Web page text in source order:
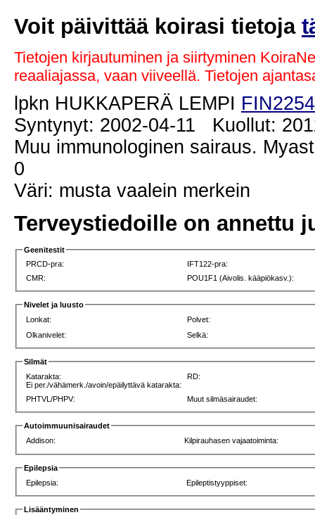
Voit päivittää koirasi tietoja
Tietojen kirjautuminen ja siirtyminen
reaaliajassa, vaan viiveellä. Tietojen
lpkn HUKKAPERÄ LEMPI
Syntynyt: 2002-04-11 Kuollut:
Muu immunologinen sairaus.
0
Väri: musta vaalein merkein
Terveystiedoille on annettu
Geenitestit
PRCD-pra:
IFT122-pra:
CMR:
POU1F1 (Aivolis. kääpiökasv.):
Nivelet ja luusto
Lonkat:
Polvet:
Olkanivelet:
Selkä:
Silmät
Katarakta:
Ei per./vähämerk./avoin/epäilyttävä katarakta:
RD:
PHTVL/PHPV: Muut silmäsairaudet:
Autoimmuunisairaudet
Addison:
Kilpirauhasen vajaatoiminta:
Epilepsia
Epilepsia:
Epileptistyyppiset:
Lisääntyminen